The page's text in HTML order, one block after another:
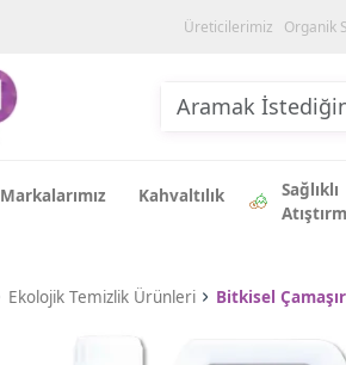
Üreticilerimiz Organik
Markalarımız Kahvaltılık
Sağlıklı
Ekolojik Temizlik Ürünleri Bitkisel